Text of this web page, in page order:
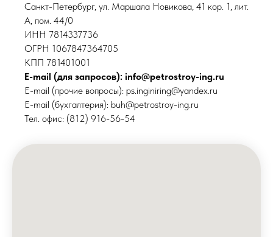
Санкт-Петербург, ул. Маршала Новикова, 41 кор. 1, лит.
А, пом. 44/0
ИНН 7814337736
ОГРН 1067847364705
КПП 781401001
E-mail (для запросов): info@petrostroy-ing.ru
E-mail (прочие вопросы): ps.inginiring@yandex.ru
E-mail (бухгалтерия): buh@petrostroy-ing.ru
Тел. офис: (812) 916-56-54